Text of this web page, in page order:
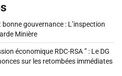
gouvernance : L’inspection
Minière
économique RDC-RSA ” : Le DG
sur les retombées immédiates